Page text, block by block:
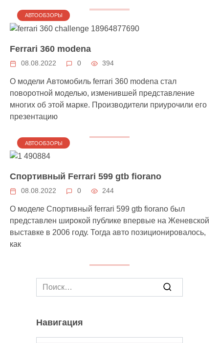
АВТООБЗОРЫ
Ferrari 360 modena
08.08.2022 0 394
О модели Автомобиль ferrari 360 modena стал
поворотной моделью, изменившей представление
многих об этой марке. Производители приурочили его
презентацию
АВТООБЗОРЫ
Спортивный Ferrari 599 gtb fiorano
08.08.2022 0 244
О моделе Спортивный ferrari 599 gtb fiorano был
представлен широкой публике впервые на Женевской
выставке в 2006 году. Тогда авто позиционировалось,
как
Search
for:
Навигация